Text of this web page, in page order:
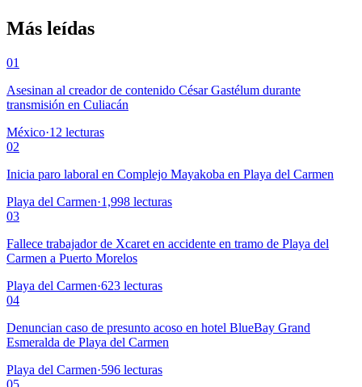
Más leídas
01
Asesinan al creador de contenido César Gastélum durante
transmisión en Culiacán
México·12 lecturas
02
Inicia paro laboral en Complejo Mayakoba en Playa del Carmen
Playa del Carmen·1,998 lecturas
03
Fallece trabajador de Xcaret en accidente en tramo de Playa del
Carmen a Puerto Morelos
Playa del Carmen·623 lecturas
04
Denuncian caso de presunto acoso en hotel BlueBay Grand
Esmeralda de Playa del Carmen
Playa del Carmen·596 lecturas
05